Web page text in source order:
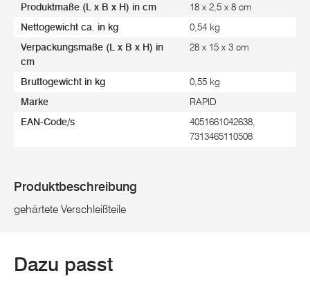
Produktmaße (L x B x H) in cm 18 x 2,5 x 8 cm
Nettogewicht ca. in kg 0,54 kg
Verpackungsmaße (L x B x H) in
cm
28 x 15 x 3 cm
Bruttogewicht in kg 0,55 kg
Marke RAPID
EAN-Code/s
4051661042638,
7313465110508
Produktbeschreibung
gehärtete Verschleißteile
Dazu passt